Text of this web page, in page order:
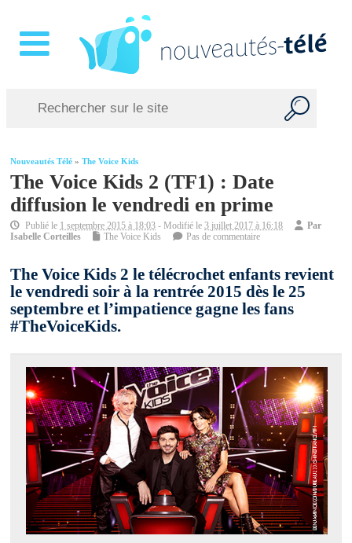
Nouveautés Télé »The Voice Kids
The Voice Kids 2 (TF1) : Date
diffusion le vendredi en prime
Publié le 1 septembre 2015 à 18:03 - Modifié le3 juillet 2017 à 16:18
Par
Isabelle Corteilles
The Voice Kids Pas de commentaire
The Voice Kids 2 le télécrochet enfants revient
le vendredi soir à la rentrée 2015 dès le 25
septembre et l’impatience gagne les fans
#TheVoiceKids.